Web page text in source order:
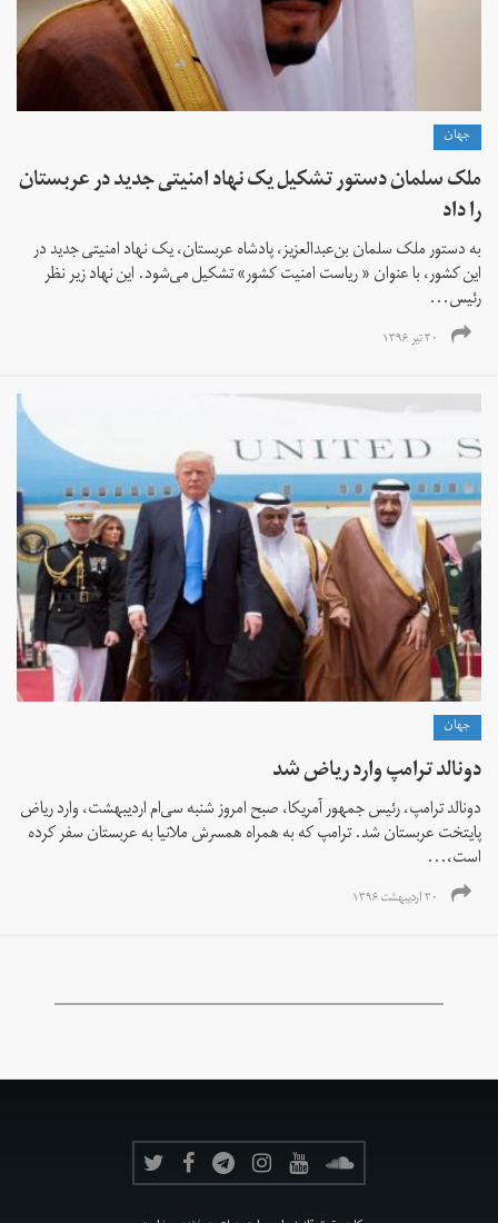
جهان
ملک سلمان دستور تشکیل یک نهاد امنیتی جدید در عربستان
را داد
به دستور ملک سلمان بن‌عبدالعزیز، پادشاه عربستان، یک نهاد امنیتی جدید در
این کشور، با عنوان « ریاست امنیت کشور» تشکیل می‌شود. این نهاد زیر نظر
رئیس...
۳۰ تیر ۱۳۹۶
جهان
دونالد ترامپ وارد ریاض شد
دونالد ترامپ، رئیس جمهور آمریکا، صبح امروز شنبه سی‌ام اردیبهشت، وارد ریاض
پایتخت عربستان شد. ترامپ که به همراه همسرش ملانیا به عربستان سفر کرده
است،...
۳۰ اردیبهشت ۱۳۹۶